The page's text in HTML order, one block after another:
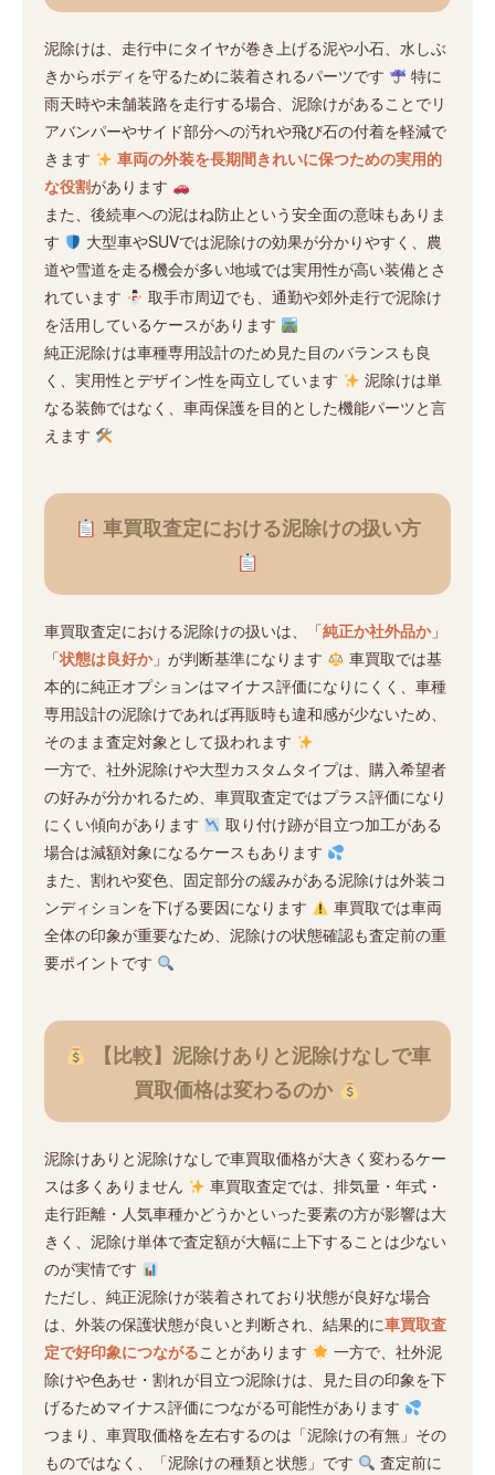
泥除けは、走行中にタイヤが巻き上げる泥や小石、水しぶ
きからボディを守るために装着されるパーツです
特に
雨天時や未舗装路を走行する場合、泥除けがあることでリ
アバンパーやサイド部分への汚れや飛び石の付着を軽減で
きます
車両の外装を長期間きれいに保つための実用的
な役割があります
また、後続車への泥はね防止という安全面の意味もありま
す
大型車やSUVでは泥除けの効果が分かりやすく、農
道や雪道を走る機会が多い地域では実用性が高い装備とさ
れています
取手市周辺でも、通勤や郊外走行で泥除け
を活用しているケースがあります
純正泥除けは車種専用設計のため見た目のバランスも良
く、実用性とデザイン性を両立しています
泥除けは単
なる装飾ではなく、車両保護を目的とした機能パーツと言
えます
車買取査定における泥除けの扱い方
車買取査定における泥除けの扱いは、「純正か社外品か」
「状態は良好か」が判断基準になります
車買取では基
本的に純正オプションはマイナス評価になりにくく、車種
専用設計の泥除けであれば再販時も違和感が少ないため、
そのまま査定対象として扱われます
一方で、社外泥除けや大型カスタムタイプは、購入希望者
の好みが分かれるため、車買取査定ではプラス評価になり
にくい傾向があります
取り付け跡が目立つ加工がある
場合は減額対象になるケースもあります
また、割れや変色、固定部分の緩みがある泥除けは外装コ
ンディションを下げる要因になります
車買取では車両
全体の印象が重要なため、泥除けの状態確認も査定前の重
要ポイントです
【比較】泥除けありと泥除けなしで車
買取価格は変わるのか
泥除けありと泥除けなしで車買取価格が大きく変わるケー
スは多くありません
車買取査定では、排気量・年式・
走行距離・人気車種かどうかといった要素の方が影響は大
きく、泥除け単体で査定額が大幅に上下することは少ない
のが実情です
ただし、純正泥除けが装着されており状態が良好な場合
は、外装の保護状態が良いと判断され、結果的に車買取査
定で好印象につながることがあります
一方で、社外泥
除けや色あせ・割れが目立つ泥除けは、見た目の印象を下
げるためマイナス評価につながる可能性があります
つまり、車買取価格を左右するのは「泥除けの有無」その
ものではなく、「泥除けの種類と状態」です
査定前に